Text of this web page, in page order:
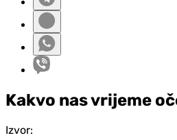
Kakvo nas vrijeme
Izvor: